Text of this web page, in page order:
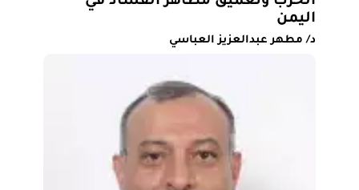
اليمن
د/ مطهر عبدالعزيز العباسي